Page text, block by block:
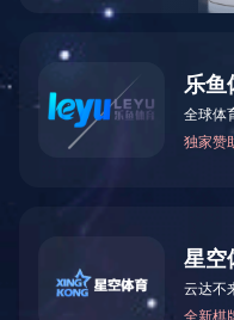
Engineering case
火锅底料工程案例
智慧餐厨